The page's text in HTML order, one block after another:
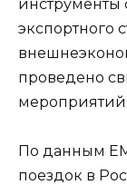
инструменты
экспортного
проведено
мероприятий.
По данным
поездок в